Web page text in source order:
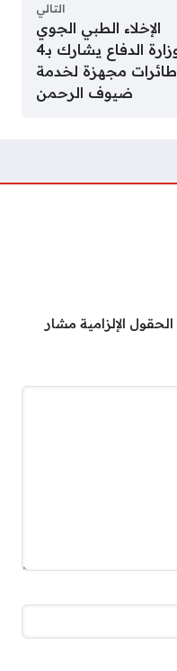
التالي
الإخلاء الطبي الجوي
بوزارة الدفاع يشارك بـ4
طائرات مجهزة لخدمة
ضيوف الرحمن
الحقول الإلزامية مشار